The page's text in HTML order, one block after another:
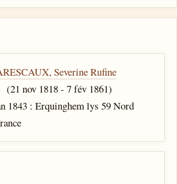
Severine Rufine
(21 nov 1818 - 7 fév 1861)
1843 : Erquinghem lys 59 Nord